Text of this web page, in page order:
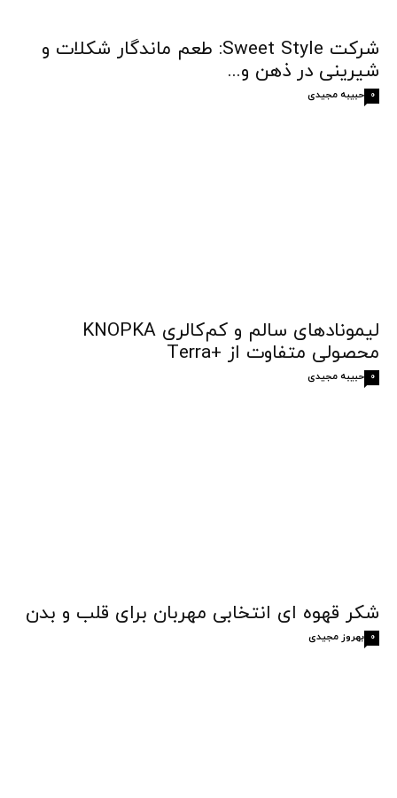
شرکت Sweet Style: طعم ماندگار شکلات و
شیرینی در ذهن و...
حبیبه مجیدی 0
لیمونادهای سالم و کم‌کالری KNOPKA
محصولی متفاوت از +Terra
حبیبه مجیدی 0
شکر قهوه‌ ای انتخابی مهربان برای قلب و بدن
بهروز مجیدی 0